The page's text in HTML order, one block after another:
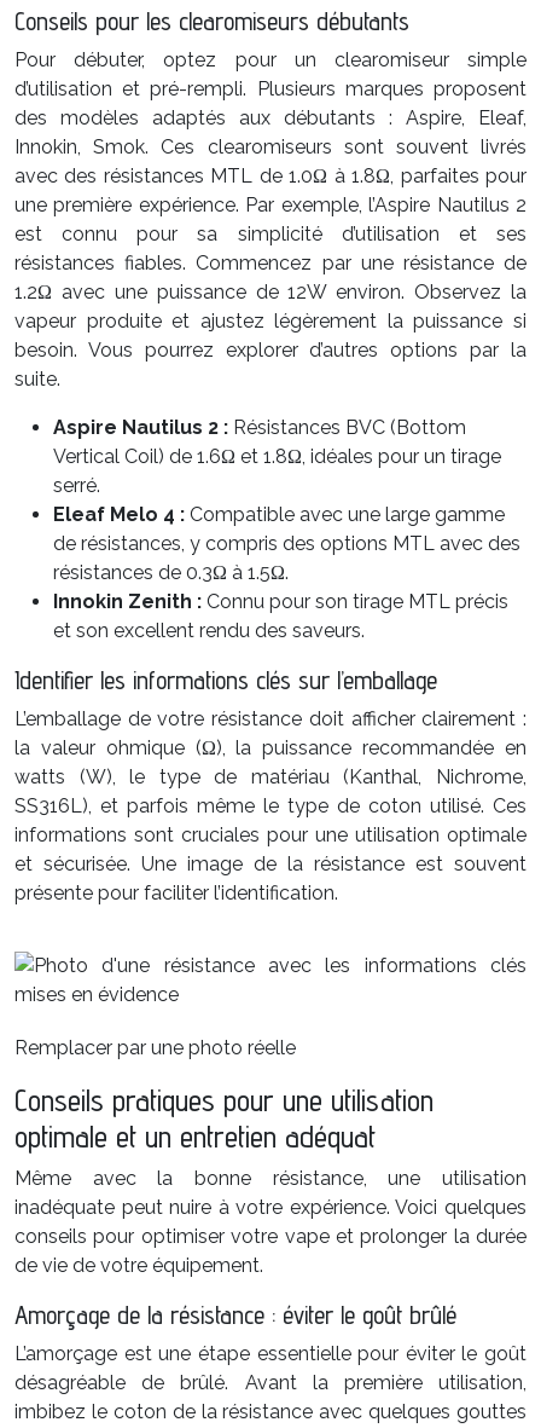
Conseils pour les clearomiseurs débutants
Pour débuter, optez pour un clearomiseur simple
d’utilisation et pré-rempli. Plusieurs marques proposent
des modèles adaptés aux débutants : Aspire, Eleaf,
Innokin, Smok. Ces clearomiseurs sont souvent livrés
avec des résistances MTL de 1.0Ω à 1.8Ω, parfaites pour
une première expérience. Par exemple, l’Aspire Nautilus 2
est connu pour sa simplicité d’utilisation et ses
résistances fiables. Commencez par une résistance de
1.2Ω avec une puissance de 12W environ. Observez la
vapeur produite et ajustez légèrement la puissance si
besoin. Vous pourrez explorer d’autres options par la
suite.
Aspire Nautilus 2 : Résistances BVC (Bottom
Vertical Coil) de 1.6Ω et 1.8Ω, idéales pour un tirage
serré.
Eleaf Melo 4 : Compatible avec une large gamme
de résistances, y compris des options MTL avec des
résistances de 0.3Ω à 1.5Ω.
Innokin Zenith : Connu pour son tirage MTL précis
et son excellent rendu des saveurs.
Identifier les informations clés sur l’emballage
L’emballage de votre résistance doit afficher clairement :
la valeur ohmique (Ω), la puissance recommandée en
watts (W), le type de matériau (Kanthal, Nichrome,
SS316L), et parfois même le type de coton utilisé. Ces
informations sont cruciales pour une utilisation optimale
et sécurisée. Une image de la résistance est souvent
présente pour faciliter l’identification.
Remplacer par une photo réelle
Conseils pratiques pour une utilisation
optimale et un entretien adéquat
Même avec la bonne résistance, une utilisation
inadéquate peut nuire à votre expérience. Voici quelques
conseils pour optimiser votre vape et prolonger la durée
de vie de votre équipement.
Amorçage de la résistance : éviter le goût brûlé
L’amorçage est une étape essentielle pour éviter le goût
désagréable de brûlé. Avant la première utilisation,
imbibez le coton de la résistance avec quelques gouttes